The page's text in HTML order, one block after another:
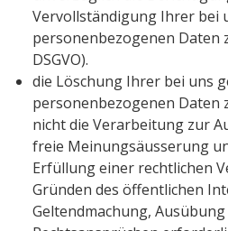
Vervollständigung Ihrer bei
personenbezogenen Daten
DSGVO).
die Löschung Ihrer bei uns
personenbezogenen Daten
nicht die Verarbeitung zur
freie Meinungsäusserung
Erfüllung einer rechtlichen
Gründen des öffentlichen
Geltendmachung,